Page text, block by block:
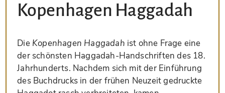
Kopenhagen Haggadah
Die Kopenhagen Haggadah ist ohne Frage eine
der schönsten Haggadah-Handschriften des 18.
Jahrhunderts. Nachdem sich mit der Einführung
des Buchdrucks in der frühen Neuzeit gedruckte